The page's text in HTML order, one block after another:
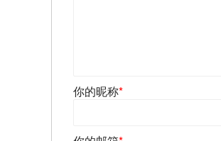
你的昵称*